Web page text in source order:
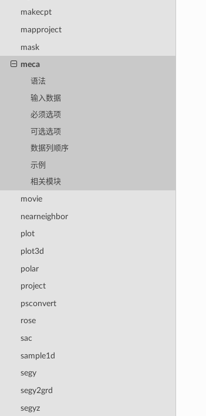
makecpt
mapproject
mask
meca
语法
输入数据
必须选项
可选选项
数据列顺序
示例
相关模块
movie
nearneighbor
plot
plot3d
polar
project
psconvert
rose
sac
sample1d
segy
segy2grd
segyz